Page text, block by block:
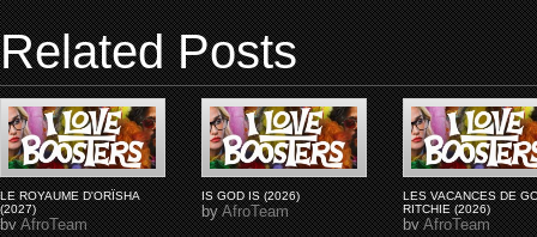
Related Posts
LE ROYAUME D'ORÏSHA
(2027)
byAfroTeam
IS GOD IS (2026)
byAfroTeam
LES VACANCES DE
RITCHIE (2026)
byAfroTeam